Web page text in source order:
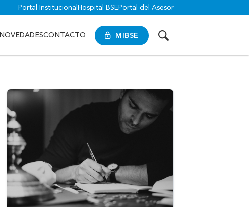
Portal Institucional Hospital BSE Portal del Asesor
MIBSE
NOVEDADESCONTACTO